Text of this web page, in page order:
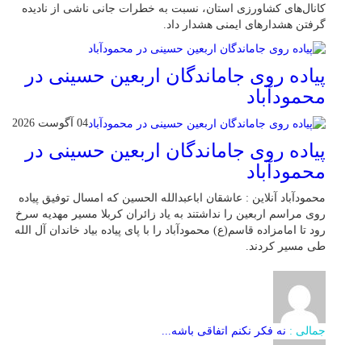
کانال‌های کشاورزی استان، نسبت به خطرات جانی ناشی از نادیده
گرفتن هشدارهای ایمنی هشدار داد.
پیاده روی جاماندگان اربعین حسینی در
محمودآباد
04 آگوست 2026
پیاده روی جاماندگان اربعین حسینی در
محمودآباد
محمودآباد آنلاین : عاشقان اباعبدالله الحسین که امسال توفیق پیاده
روی مراسم اربعین را نداشتند به یاد زائران کربلا مسیر مهدیه سرخ
رود تا امامزاده قاسم(ع) محمودآباد را با پای پیاده بیاد خاندان آل الله
طی مسیر کردند.
جمالی : نه فکر نکنم اتفاقی باشه...